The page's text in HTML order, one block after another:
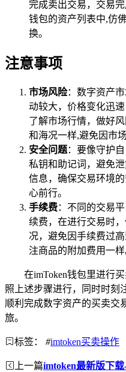
完成卖出交易，交易
钱包的资产列表中,仿
换。
注意事项
市场风险：数字资产
动较大，价格变化迅
了解市场行情，做好
和海况一样,避免因市
安全问题：要像守护
私钥和助记词，避免
信息，确保交易环境
心前行。
手续费：不同的交易
续费，在进行交易时
况，避免因手续费过
注商品的附加费用一样
在imToken钱包里进行
照上述步骤进行，同时时刻
顺利完成数字资产的买卖交
旅。
标签： #imtoken买卖操作
上一篇imtoken最新版下